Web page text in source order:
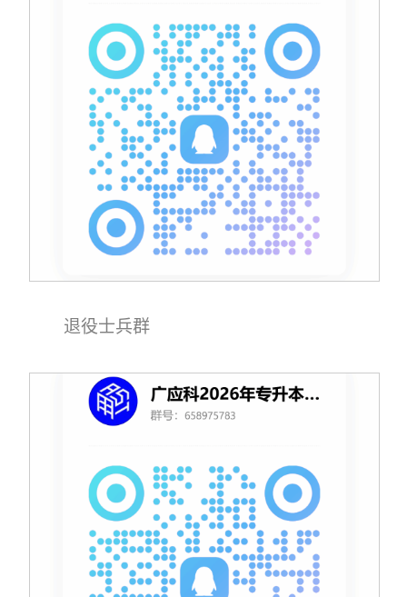
退役士兵群